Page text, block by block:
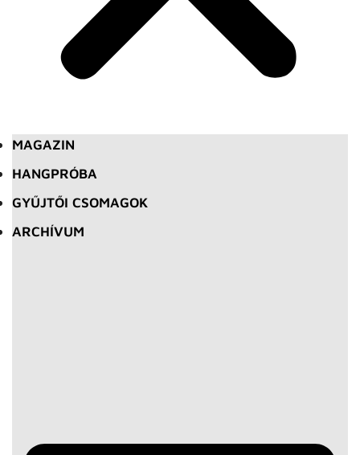
MAGAZIN
HANGPRÓBA
GYŰJTŐI CSOMAGOK
ARCHÍVUM